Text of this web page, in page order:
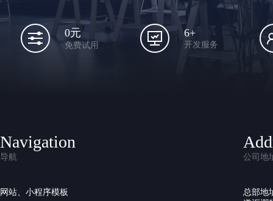
0元
免费试用
6+
开发服务
Navigation
导航
网站、小程序模板
公司地
总部地